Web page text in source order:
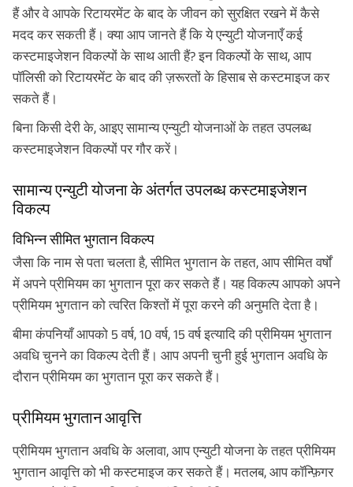
हैं और वे आपके रिटायरमेंट के बाद के जीवन को सुरक्षित रखने में कैसे
मदद कर सकती हैं। क्या आप जानते हैं कि ये एन्युटी योजनाएँ कई
कस्टमाइजेशन विकल्पों के साथ आती हैं? इन विकल्पों के साथ, आप
पॉलिसी को रिटायरमेंट के बाद की ज़रूरतों के हिसाब से कस्टमाइज कर
सकते हैं।
बिना किसी देरी के, आइए सामान्य एन्युटी योजनाओं के तहत उपलब्ध
कस्टमाइजेशन विकल्पों पर गौर करें।
सामान्य एन्युटी योजना के अंतर्गत उपलब्ध कस्टमाइजेशन
विकल्प
विभिन्न सीमित भुगतान विकल्प
जैसा कि नाम से पता चलता है, सीमित भुगतान के तहत, आप सीमित वर्षों
में अपने प्रीमियम का भुगतान पूरा कर सकते हैं। यह विकल्प आपको अपने
प्रीमियम भुगतान को त्वरित किश्तों में पूरा करने की अनुमति देता है।
बीमा कंपनियाँ आपको 5 वर्ष, 10 वर्ष, 15 वर्ष इत्यादि की प्रीमियम भुगतान
अवधि चुनने का विकल्प देती हैं। आप अपनी चुनी हुई भुगतान अवधि के
दौरान प्रीमियम का भुगतान पूरा कर सकते हैं।
प्रीमियम भुगतान आवृत्ति
प्रीमियम भुगतान अवधि के अलावा, आप एन्युटी योजना के तहत प्रीमियम
भुगतान आवृत्ति को भी कस्टमाइज कर सकते हैं। मतलब, आप कॉन्फ़िगर